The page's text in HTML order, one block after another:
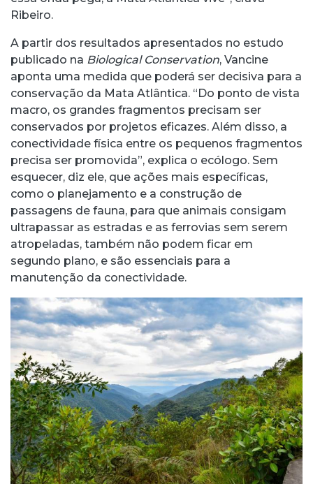
Ribeiro.
A partir dos resultados apresentados no estudo
publicado na Biological Conservation, Vancine
aponta uma medida que poderá ser decisiva para a
conservação da Mata Atlântica. “Do ponto de vista
macro, os grandes fragmentos precisam ser
conservados por projetos eficazes. Além disso, a
conectividade física entre os pequenos fragmentos
precisa ser promovida”, explica o ecólogo. Sem
esquecer, diz ele, que ações mais específicas,
como o planejamento e a construção de
passagens de fauna, para que animais consigam
ultrapassar as estradas e as ferrovias sem serem
atropeladas, também não podem ficar em
segundo plano, e são essenciais para a
manutenção da conectividade.